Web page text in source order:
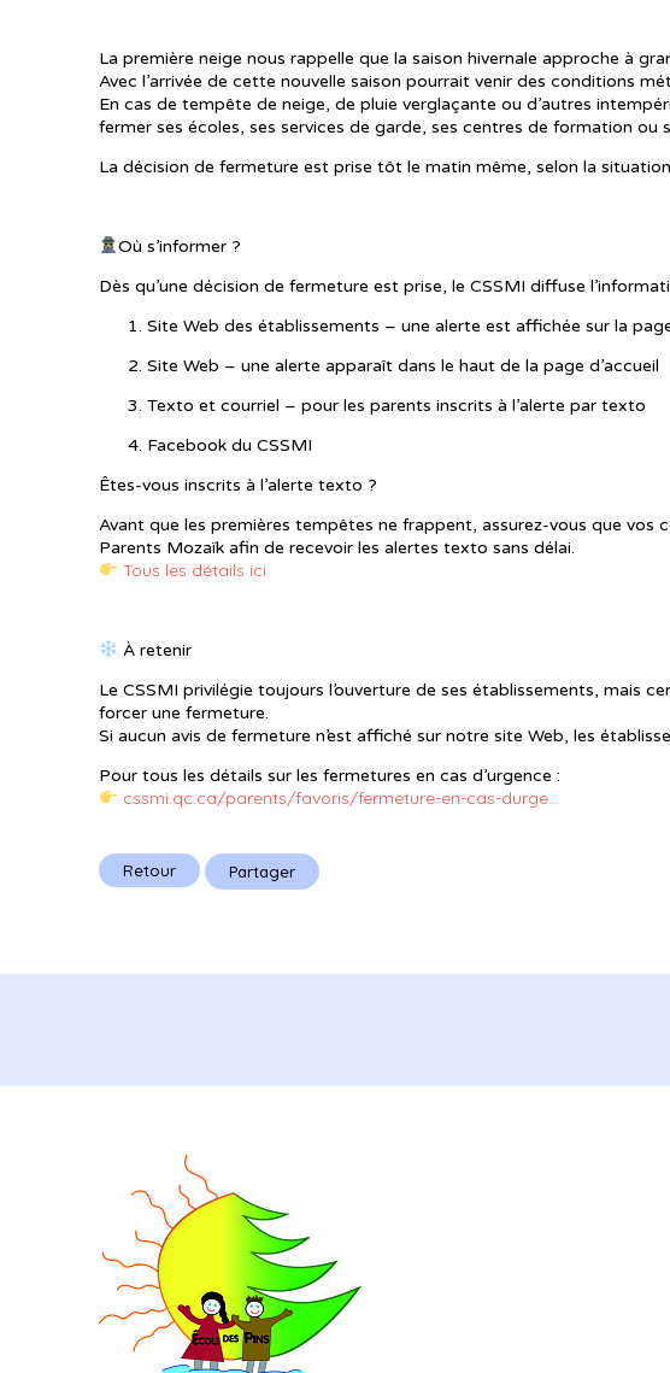
La première neige nous rappelle que la saison hivernale approche à
Avec l’arrivée de cette nouvelle saison pourrait venir des conditions
En cas de tempête de neige, de pluie verglaçante ou d’autres
fermer ses écoles, ses services de garde, ses centres de formation ou
La décision de fermeture est prise tôt le matin même, selon la
Où s’informer ?
Dès qu’une décision de fermeture est prise, le CSSMI diffuse
Site Web des établissements – une alerte est affichée sur la
Site Web – une alerte apparaît dans le haut de la page d’accueil
Texto et courriel – pour les parents inscrits à l’alerte par texto
Facebook du CSSMI
Êtes-vous inscrits à l’alerte texto ?
Avant que les premières tempêtes ne frappent, assurez-vous que vos
Parents Mozaïk afin de recevoir les alertes texto sans délai.
Tous les détails ici
À retenir
Le CSSMI privilégie toujours l’ouverture de ses établissements, mais
forcer une fermeture.
Si aucun avis de fermeture n’est affiché sur notre site Web, les
Pour tous les détails sur les fermetures en cas d’urgence :
cssmi.qc.ca/parents/favoris/fermeture-en-cas-durge...
Retour Partager